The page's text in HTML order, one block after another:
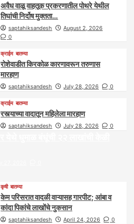
अवैध वाळू वाहतूक प्रकरणातील पोथरे येथील
तिघांची निर्दोष मुक्तता…
saptahiksandesh
August 2, 2026
0
क्राईम बातम्या
रोशेवाडीत किरकोळ कारणावरून तरुणास
मारहाण
saptahiksandesh July 28, 2026 0
क्राईम बातम्या
रस्त्याच्या वादातून महिलेला मारहाण
saptahiksandesh July 28, 2026 0
कृषी बातम्या
केम परिसरात वादळी वाऱ्यासह गारपीट; आंबा व
कांदा पिकांचे लाखोंचे नुकसान
saptahiksandesh April 24, 2026 0